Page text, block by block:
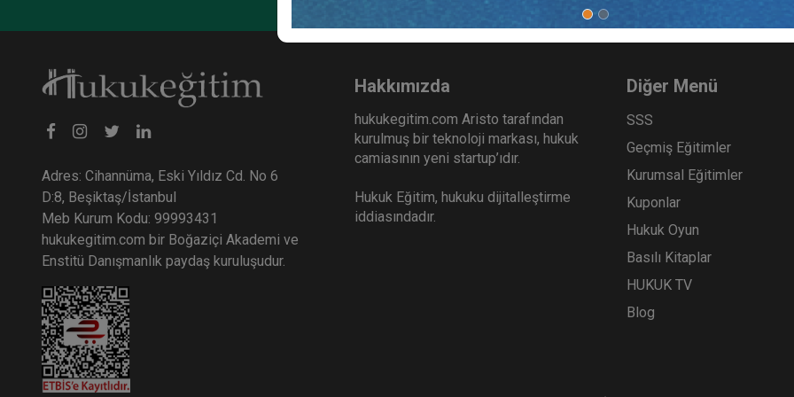
Adres: Cihannüma, Eski Yıldız Cd. No 6
D:8, Beşiktaş/İstanbul
Meb Kurum Kodu: 99993431
hukukegitim.com bir Boğaziçi Akademi ve
Enstitü Danışmanlık paydaş kuruluşudur.
Hakkımızda
hukukegitim.com Aristo tarafından
kurulmuş bir teknoloji markası, hukuk
camiasının yeni startup’ıdır.
Hukuk Eğitim, hukuku dijitalleştirme
iddiasındadır.
Diğer Menü
SSS
Geçmiş Eğitimler
Kurumsal Eğitimler
Kuponlar
Hukuk Oyun
Basılı Kitaplar
HUKUK TV
Blog